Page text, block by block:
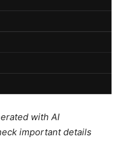
with AI
important details